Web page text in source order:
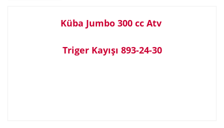
Küba Jumbo 300 cc Atv
Triger Kayışı 893-24-30